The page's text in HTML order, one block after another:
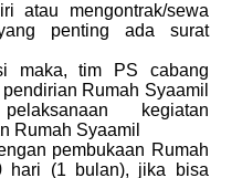
atau mengontrak/sewa
penting ada surat
maka, tim PS cabang
Rumah Syaamil
kegiatan
Rumah Syaamil
pembukaan Rumah
hari (1 bulan), jika bisa